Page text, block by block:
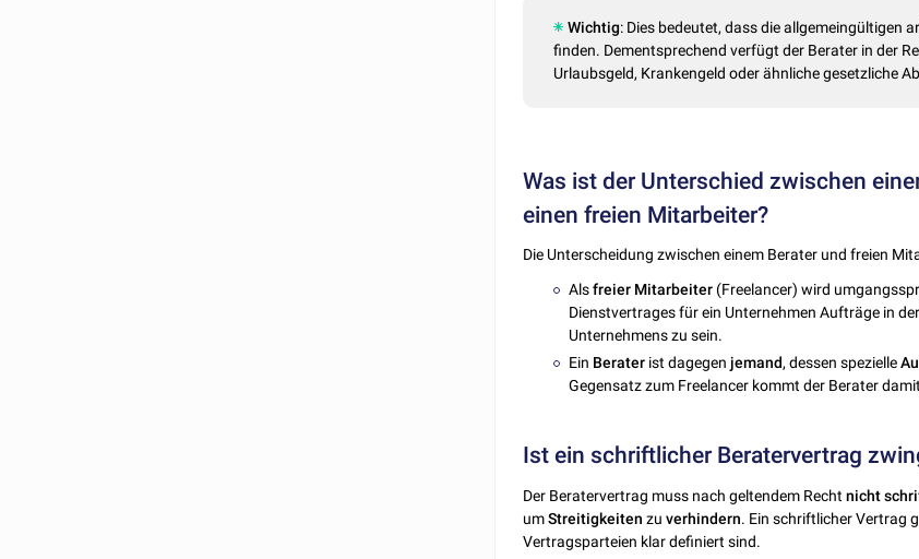
Wichtig: Dies bedeutet, dass die allgemeingültigen
finden. Dementsprechend verfügt der Berater in der
Urlaubsgeld, Krankengeld oder ähnliche gesetzliche
Was ist der Unterschied zwischen
einen freien Mitarbeiter?
Die Unterscheidung zwischen einem Berater und freien
Alsfreier Mitarbeiter (Freelancer) wird
Dienstvertrages für ein Unternehmen Aufträge in
Unternehmens zu sein.
Ein Berater ist dagegenjemand, dessen spezielle
Gegensatz zum Freelancer kommt der Berater
Ist ein schriftlicher Beratervertrag
Der Beratervertrag muss nach geltendem Rechtnicht
umStreitigkeiten zuverhindern. Ein schriftlicher Vertrag
Vertragsparteien klar definiert sind.